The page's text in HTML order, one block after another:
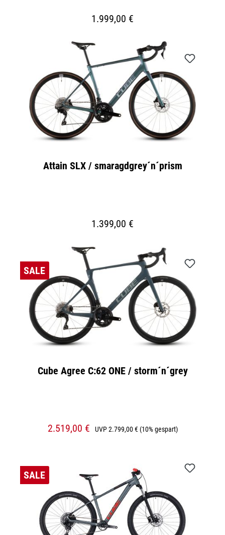
1.999,00 €
Attain SLX / smaragdgrey´n´prism
1.399,00 €
SALE
Cube Agree C:62 ONE / storm´n´grey
2.519,00 € UVP2.799,00 € (10% gespart)
SALE